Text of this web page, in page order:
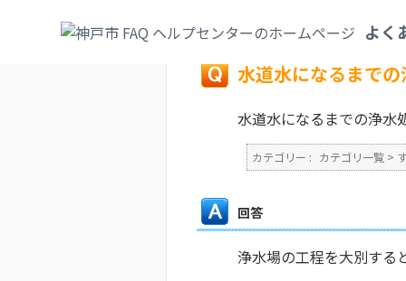
よく
戻る
水道水になるまで
水道水になるまでの浄水
カテゴリー : カテゴリ一覧 >
回答
浄水場の工程を大別する